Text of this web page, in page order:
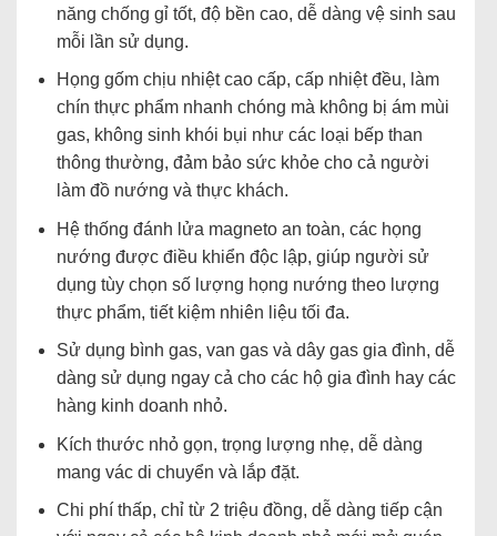
năng chống gỉ tốt, độ bền cao, dễ dàng vệ sinh sau
mỗi lần sử dụng.
Họng gốm chịu nhiệt cao cấp, cấp nhiệt đều, làm
chín thực phẩm nhanh chóng mà không bị ám mùi
gas, không sinh khói bụi như các loại bếp than
thông thường, đảm bảo sức khỏe cho cả người
làm đồ nướng và thực khách.
Hệ thống đánh lửa magneto an toàn, các họng
nướng được điều khiển độc lập, giúp người sử
dụng tùy chọn số lượng họng nướng theo lượng
thực phẩm, tiết kiệm nhiên liệu tối đa.
Sử dụng bình gas, van gas và dây gas gia đình, dễ
dàng sử dụng ngay cả cho các hộ gia đình hay các
hàng kinh doanh nhỏ.
Kích thước nhỏ gọn, trọng lượng nhẹ, dễ dàng
mang vác di chuyển và lắp đặt.
Chi phí thấp, chỉ từ 2 triệu đồng, dễ dàng tiếp cận